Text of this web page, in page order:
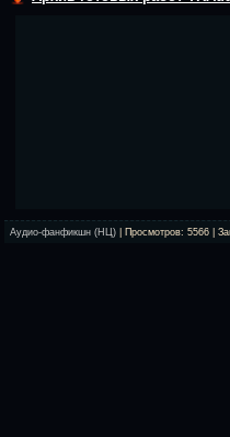
Аудио-фанфикшн (НЦ) | Просмотров: 5566 |